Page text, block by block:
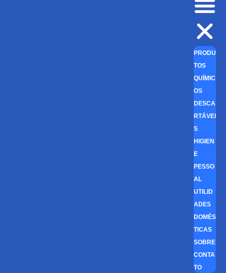
PRODU
TOS
QUÍMIC
OS
DESCA
RTÁVEI
S
HIGIEN
E
PESSO
AL
UTILID
ADES
DOMÉS
TICAS
SOBRE
CONTA
TO